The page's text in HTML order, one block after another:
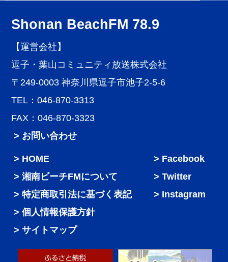
Shonan BeachFM 78.9
【運営会社】
逗子・葉山コミュニティ放送株式会社
〒249-0003 神奈川県逗子市池子2-5-6
TEL：046-870-3313
FAX：046-870-3323
> お問い合わせ
HOME
湘南ビーチFMについて
特定商取引法に基づく表記
個人情報保護方針
サイトマップ
Facebook
Twitter
Instagram